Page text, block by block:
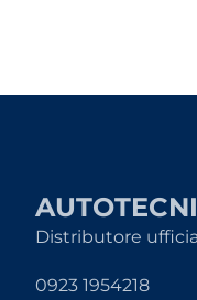
Distributore
0923 1954218